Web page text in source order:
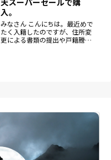
入。
みなさん こんにちは。最近めで
たく入籍したのですが、住所変
更による書類の提出や戸籍謄本